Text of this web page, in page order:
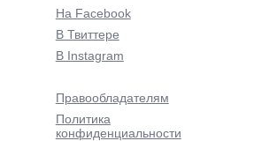
На Facebook
В Твиттере
В Instagram
Правообладателям
Политика
конфиденциальности